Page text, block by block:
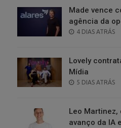
Made vence
agência da
POSTED
4 DIAS ATRÁS
Lovely
Mídia
POSTED
5 DIAS ATRÁS
Leo Martinez,
avanço da IA